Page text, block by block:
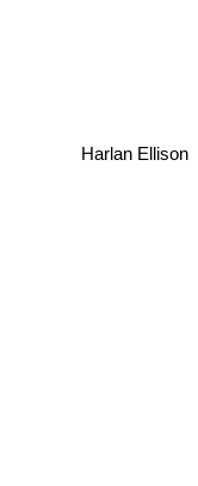
Harlan Ellison